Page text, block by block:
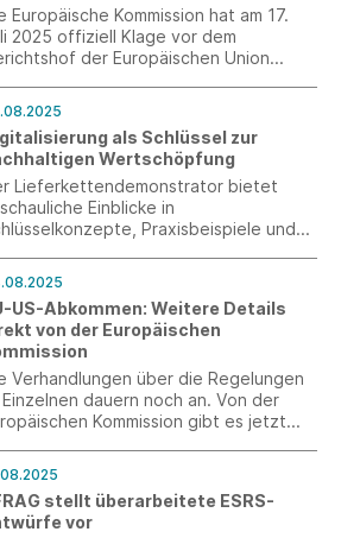
Europäische Kommission hat am 17.
2025 offiziell Klage vor dem
der Europäischen Union
als Schlüssel zur
Wertschöpfung
Lieferkettendemonstrator bietet
Einblicke in
Praxisbeispiele und
US-Abkommen: Weitere Details
von der Europäischen
Verhandlungen über die Regelungen
Einzelnen dauern noch an. Von der
Kommission gibt es jetzt
stellt überarbeitete ESRS-
vor